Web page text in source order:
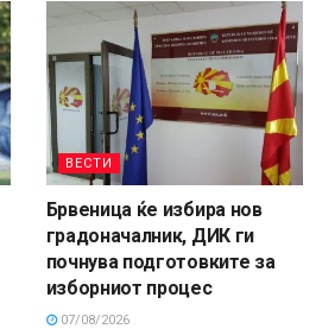
ВЕСТИ
Брвеница ќе избира нов
градоначалник, ДИК ги
почнува подготовките за
изборниот процес
07/08/2026